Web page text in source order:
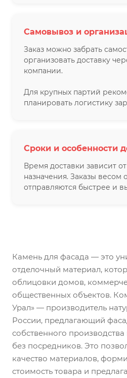
Самовывоз и
Заказ можно забрать
организовать доставку
компании.
Для крупных партий
планировать логистику
Сроки и особенности
Время доставки зависит
назначения. Заказы весом
отправляются быстрее и
Камень для фасада — это
отделочный материал,
облицовки домов,
общественных объектов.
Урал» — производитель
России, предлагающий
собственного
без посредников. Это
качество материалов,
стоимость товара и